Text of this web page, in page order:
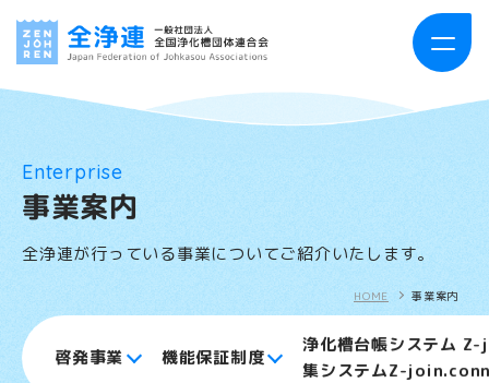
HOME
全浄連について
Enterprise
事業案内
全浄連が行っている事業についてご紹介いたします。
HOME 事業案内
啓発事業 機能保証制度
浄化槽台帳システム
集システムZ-